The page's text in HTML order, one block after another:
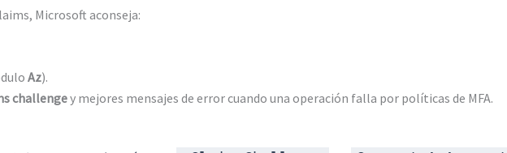
Microsoft aconseja:
Az).
challengey mejores mensajes de error cuando una operación falla por políticas de MFA.